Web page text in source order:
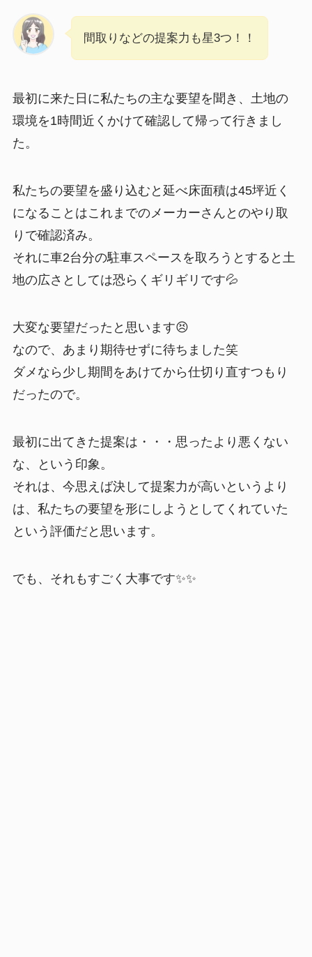
間取りなどの提案力も星3つ！！
最初に来た日に私たちの主な要望を聞き、土地の
環境を1時間近くかけて確認して帰って行きまし
た。
私たちの要望を盛り込むと延べ床面積は45坪近く
になることはこれまでのメーカーさんとのやり取
りで確認済み。
それに車2台分の駐車スペースを取ろうとすると土
地の広さとしては恐らくギリギリです💦
大変な要望だったと思います😣
なので、あまり期待せずに待ちました笑
ダメなら少し期間をあけてから仕切り直すつもり
だったので。
最初に出てきた提案は・・・思ったより悪くない
な、という印象。
それは、今思えば決して提案力が高いというより
は、私たちの要望を形にしようとしてくれていた
という評価だと思います。
でも、それもすごく大事です✨✨